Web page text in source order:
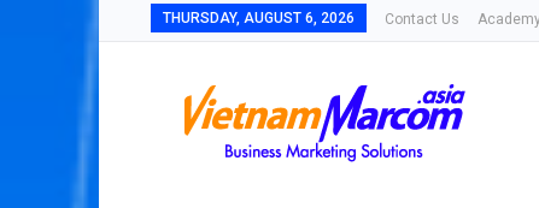
THURSDAY, AUGUST 6, 2026 Contact Us